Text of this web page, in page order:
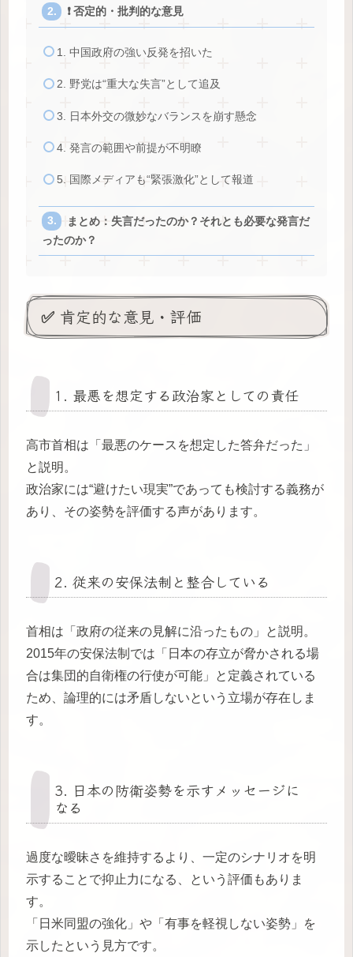
❗ 否定的・批判的な意見
1. 中国政府の強い反発を招いた
2. 野党は“重大な失言”として追及
3. 日本外交の微妙なバランスを崩す懸念
4. 発言の範囲や前提が不明瞭
5. 国際メディアも“緊張激化”として報道
まとめ：失言だったのか？それとも必要な発言だ
ったのか？
✅ 肯定的な意見・評価
1. 最悪を想定する政治家としての責任
高市首相は「最悪のケースを想定した答弁だった」
と説明。
政治家には“避けたい現実”であっても検討する義務が
あり、その姿勢を評価する声があります。
2. 従来の安保法制と整合している
首相は「政府の従来の見解に沿ったもの」と説明。
2015年の安保法制では「日本の存立が脅かされる場
合は集団的自衛権の行使が可能」と定義されている
ため、論理的には矛盾しないという立場が存在しま
す。
3. 日本の防衛姿勢を示すメッセージに
なる
過度な曖昧さを維持するより、一定のシナリオを明
示することで抑止力になる、という評価もありま
す。
「日米同盟の強化」や「有事を軽視しない姿勢」を
示したという見方です。